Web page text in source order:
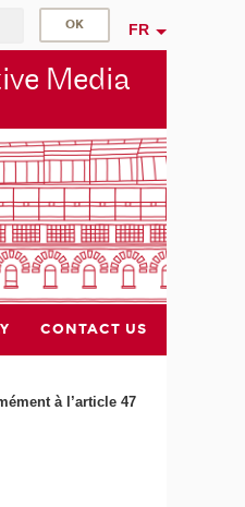
FR
Media
CONTACT US
à l’article 47